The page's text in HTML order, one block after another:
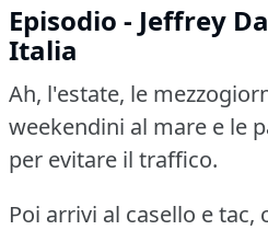
Episodio - Jeffrey
Italia
Ah, l'estate, le
weekendini al mare e le
per evitare il traffico.
Poi arrivi al casello e tac,